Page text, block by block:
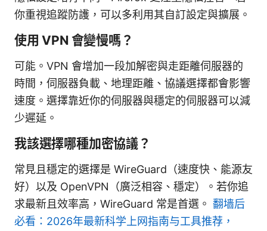
你重視追蹤防護，可以多利用其自訂設定與擴展。
使用 VPN 會變慢嗎？
可能。VPN 會增加一段加解密與走距離伺服器的
時間，伺服器負載、地理距離、協議選擇都會影響
速度。選擇靠近你的伺服器與穩定的伺服器可以減
少遲延。
我該選擇哪種加密協議？
常見且穩定的選擇是 WireGuard（速度快、能源友
好）以及 OpenVPN（廣泛相容、穩定）。若你追
求最新且效率高，WireGuard 常是首選。 翻墙后
必看：2026年最新科学上网指南与工具推荐，